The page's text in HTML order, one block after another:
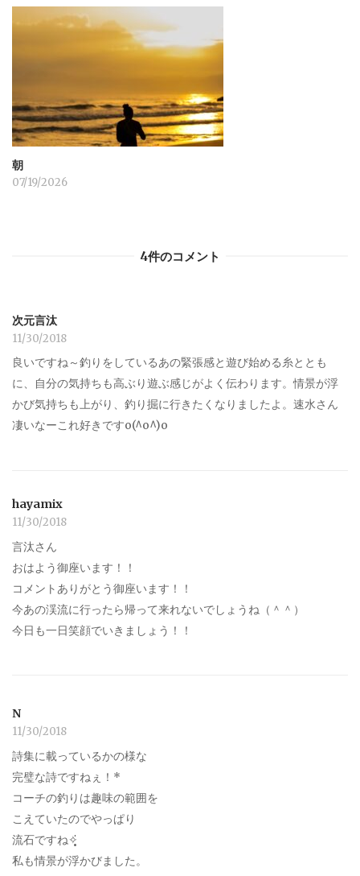
朝
07/19/2026
4件のコメント
次元言汰
11/30/2018
良いですね～釣りをしているあの緊張感と遊び始める糸ととも
に、自分の気持ちも高ぶり遊ぶ感じがよく伝わります。情景が浮
かび気持ちも上がり、釣り掘に行きたくなりましたよ。速水さん
凄いなーこれ好きですo(^o^)o
hayamix
11/30/2018
言汰さん
おはよう御座います！！
コメントありがとう御座います！！
今あの渓流に行ったら帰って来れないでしょうね（＾＾）
今日も一日笑顔でいきましょう！！
N
11/30/2018
詩集に載っているかの様な
完璧な詩ですねぇ！*
コーチの釣りは趣味の範囲を
こえていたのでやっぱり
流石ですね✧̣̥̇
私も情景が浮かびました。